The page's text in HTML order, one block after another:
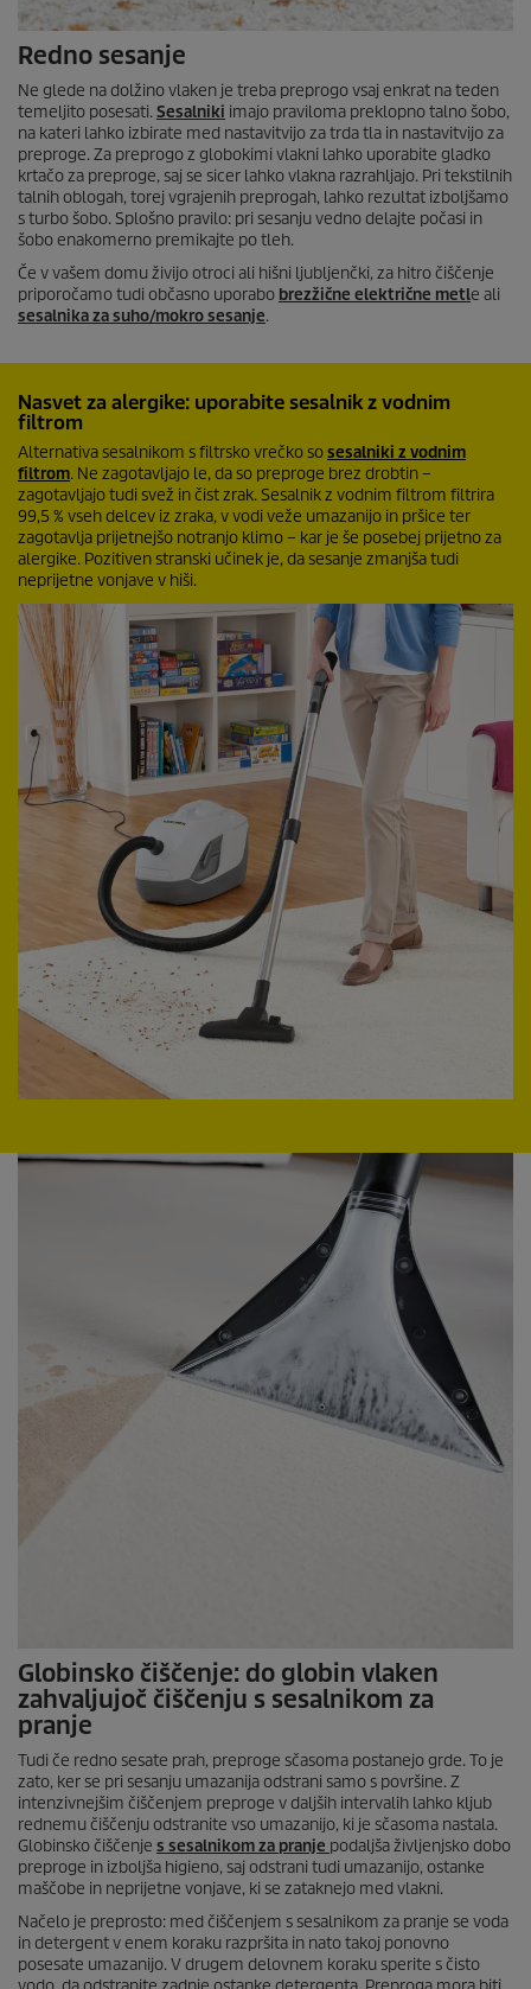
Redno sesanje
Ne glede na dolžino vlaken je treba preprogo vsaj enkrat na teden
temeljito posesati.Sesalniki imajo praviloma preklopno talno šobo,
na kateri lahko izbirate med nastavitvijo za trda tla in nastavitvijo za
preproge. Za preprogo z globokimi vlakni lahko uporabite gladko
krtačo za preproge, saj se sicer lahko vlakna razrahljajo. Pri tekstilnih
talnih oblogah, torej vgrajenih preprogah, lahko rezultat izboljšamo
s turbo šobo. Splošno pravilo: pri sesanju vedno delajte počasi in
šobo enakomerno premikajte po tleh.
Če v vašem domu živijo otroci ali hišni ljubljenčki, za hitro čiščenje
priporočamo tudi občasno uporabo brezžične električne metle ali
sesalnika za suho/mokro sesanje.
Nasvet za alergike: uporabite sesalnik z vodnim
filtrom
Alternativa sesalnikom s filtrsko vrečko sosesalniki z vodnim
filtrom. Ne zagotavljajo le, da so preproge brez drobtin –
zagotavljajo tudi svež in čist zrak. Sesalnik z vodnim filtrom filtrira
99,5 % vseh delcev iz zraka, v vodi veže umazanijo in pršice ter
zagotavlja prijetnejšo notranjo klimo – kar je še posebej prijetno za
alergike. Pozitiven stranski učinek je, da sesanje zmanjša tudi
neprijetne vonjave v hiši.
Globinsko čiščenje: do globin vlaken
zahvaljujoč čiščenju s sesalnikom za
pranje
Tudi če redno sesate prah, preproge sčasoma postanejo grde. To je
zato, ker se pri sesanju umazanija odstrani samo s površine. Z
intenzivnejšim čiščenjem preproge v daljših intervalih lahko kljub
rednemu čiščenju odstranite vso umazanijo, ki je sčasoma nastala.
Globinsko čiščenje s sesalnikom za pranje podaljša življenjsko dobo
preproge in izboljša higieno, saj odstrani tudi umazanijo, ostanke
maščobe in neprijetne vonjave, ki se zataknejo med vlakni.
Načelo je preprosto: med čiščenjem s sesalnikom za pranje se voda
in detergent v enem koraku razpršita in nato takoj ponovno
posesate umazanijo. V drugem delovnem koraku sperite s čisto